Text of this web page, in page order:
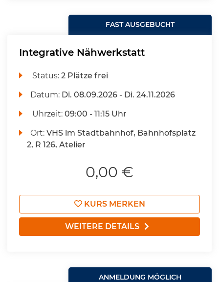
FAST AUSGEBUCHT
Integrative Nähwerkstatt
Status:2 Plätze frei
Datum: Di. 08.09.2026 - Di. 24.11.2026
Uhrzeit:09:00 - 11:15 Uhr
Ort:VHS im Stadtbahnhof, Bahnhofsplatz
2, R 126, Atelier
0,00 €
KURS MERKEN
WEITERE DETAILS
ANMELDUNG MÖGLICH